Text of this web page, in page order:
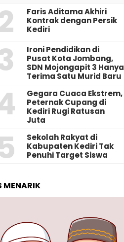
Faris Aditama Akhiri
Kontrak dengan Persik
Kediri
Ironi Pendidikan di
Pusat Kota Jombang,
SDN Mojongapit 3 Hanya
Terima Satu Murid Baru
‎Gegara Cuaca Ekstrem,
Peternak Cupang di
Kediri Rugi Ratusan
Juta
Sekolah Rakyat di
Kabupaten Kediri Tak
Penuhi Target Siswa
MENARIK